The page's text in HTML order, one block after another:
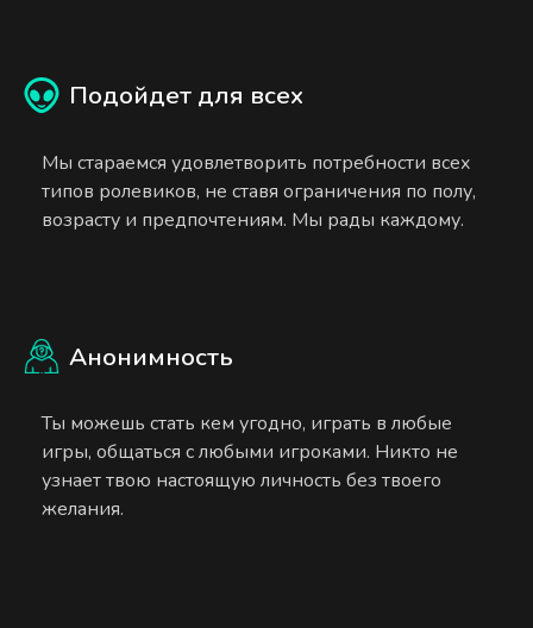
Подойдет для всех
Мы стараемся удовлетворить потребности всех
типов ролевиков, не ставя ограничения по полу,
возрасту и предпочтениям. Мы рады каждому.
Анонимность
Ты можешь стать кем угодно, играть в любые
игры, общаться с любыми игроками. Никто не
узнает твою настоящую личность без твоего
желания.